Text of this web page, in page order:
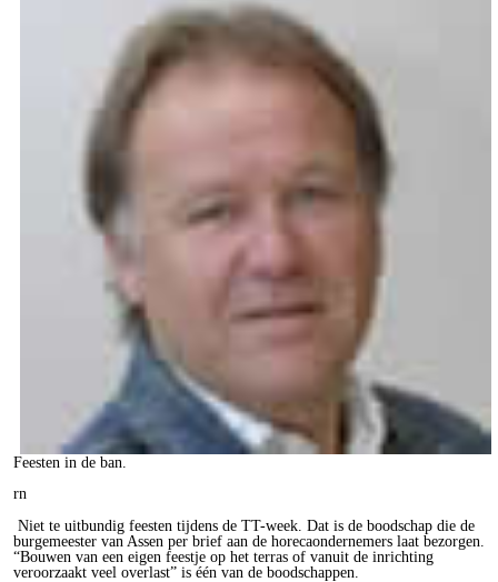
Feesten in de ban.
rn
Niet te uitbundig feesten tijdens de TT-week. Dat is de boodschap die de
burgemeester van Assen per brief aan de horecaondernemers laat bezorgen.
“Bouwen van een eigen feestje op het terras of vanuit de inrichting
veroorzaakt veel overlast” is één van de boodschappen.